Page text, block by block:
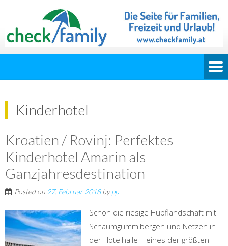
Kinderhotel
Kroatien / Rovinj: Perfektes
Kinderhotel Amarin als
Ganzjahresdestination
Posted on 27. Februar 2018bypp
Schon die riesige Hüpflandschaft mit
Schaumgummibergen und Netzen in
der Hotelhalle – eines der größten